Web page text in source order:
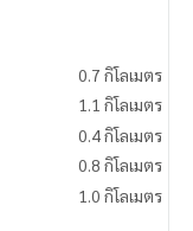
งหาริมทรัพย์ทุกชนิ
0.7 กิโลเมตร
1.1 กิโลเมตร
0.4 กิโลเมตร
0.8 กิโลเมตร
1.0 กิโลเมตร